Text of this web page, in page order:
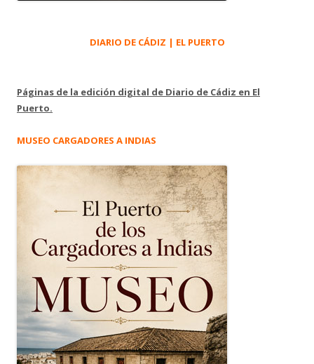
DIARIO DE CÁDIZ | EL PUERTO
Páginas de la edición digital de Diario de Cádiz en El
Puerto.
MUSEO CARGADORES A INDIAS